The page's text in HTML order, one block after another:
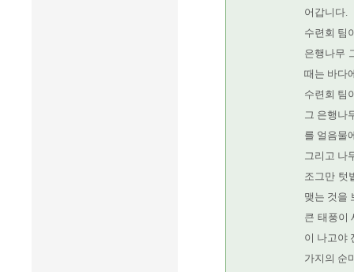
어갑니다.
수련회 팀
은행나무
때는 바다
수련회 팀
그 은행나
를 얼음물
그리고 나
조그만 텃
맺는 것을
큰 태풍이
이 나고야
가지의 순